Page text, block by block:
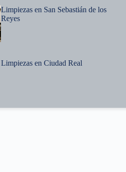
Limpiezas en San Sebastián de los
Reyes
Limpiezas en Ciudad Real